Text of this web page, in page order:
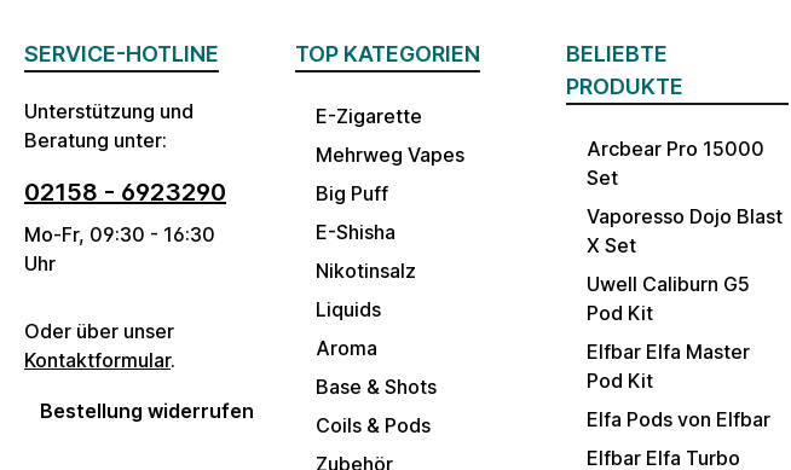
SERVICE-HOTLINE
Unterstützung und
Beratung unter:
02158 - 6923290
Mo-Fr, 09:30 - 16:30
Uhr
Oder über unser
Kontaktformular.
Bestellung widerrufen
TOP KATEGORIEN
E-Zigarette
Mehrweg Vapes
Big Puff
E-Shisha
Nikotinsalz
Liquids
Aroma
Base & Shots
Coils & Pods
Zubehör
BELIEBTE
PRODUKTE
Arcbear Pro 15000
Set
Vaporesso Dojo Blast
X Set
Uwell Caliburn G5
Pod Kit
Elfbar Elfa Master
Pod Kit
Elfa Pods von Elfbar
Elfbar Elfa Turbo